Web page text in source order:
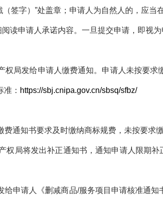
签字） ”处盖章；申请人为自然人的，应当
读申请人承诺内容。一旦提交申请，即视为
发给申请人缴费通知。申请人未按要求
： https://sbj.cnipa.gov.cn/sbsq/sfbz/
通知书要求及时缴纳商标规费，未按要求
权局将发出补正通知书，通知申请人限期
给申请人《删减商品/服务项目申请核准通知